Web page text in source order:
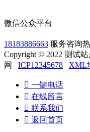
微信公众平台
18183886663 服务咨询
Copyright © 2022 测试
网 ICP12345678 XML
 一键电话
 在线留言
 联系我们
 返回首页